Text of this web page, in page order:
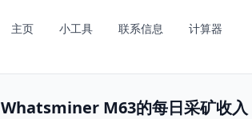
主页 小工具 联系信息 计算器
Whatsminer M63的每日采矿收入